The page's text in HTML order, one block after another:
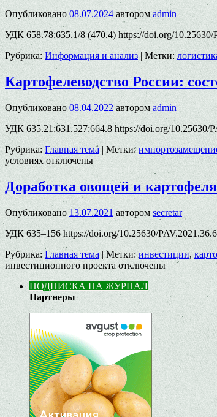
Опубликовано 08.07.2024 автором admin
УДК 658.78:635.1/8 (470.4) https://doi.org/
Рубрика: Информация и анализ | Метки:
Картофелеводство России:
Опубликовано 08.04.2022 автором admin
УДК 635.21:631.527:664.8 https://doi.org/
Рубрика: Главная тема | Метки:
условияхотключены
Доработка овощей и
Опубликовано 13.07.2021 автором secretar
УДК 635–156 https://doi.org/10.25630/
Рубрика: Главная тема | Метки: инвестиции,
инвестиционного проектаотключены
ПОДПИСКА НА ЖУРНАЛ
Партнеры